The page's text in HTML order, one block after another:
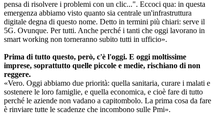
pensa di risolvere i problemi con un clic...". Eccoci qua: in questa
emergenza abbiamo visto quanto sia centrale un'infrastruttura
digitale degna di questo nome. Detto in termini più chiari: serve il
5G. Ovunque. Per tutti. Anche perché i tanti che oggi lavorano in
smart working non torneranno subito tutti in ufficio».
Prima di tutto questo, però, c'è l'oggi. E oggi moltissime
imprese, soprattutto quelle piccole e medie, rischiano di non
reggere.
«Vero. Oggi abbiamo due priorità: quella sanitaria, curare i malati e
sostenere le loro famiglie, e quella economica, e cioè fare di tutto
perché le aziende non vadano a capitombolo. La prima cosa da fare
è rinviare tutte le scadenze che incombono sulle Pmi».